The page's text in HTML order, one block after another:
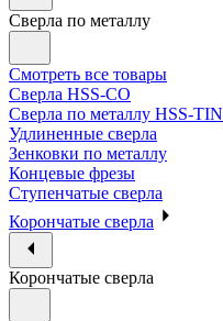
Сверла по металлу
Смотреть все товары
Сверла HSS-CO
Сверла по металлу HSS-TIN
Удлиненные сверла
Зенковки по металлу
Концевые фрезы
Ступенчатые сверла
Корончатые сверла
Корончатые сверла